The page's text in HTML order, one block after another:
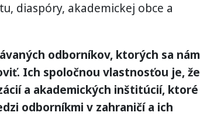
diaspóry, akademickej obce a
odborníkov, ktorých sa nám
Ich spoločnou vlastnosťou je, že
a akademických inštitúcií, ktoré
odborníkmi v zahraničí a ich